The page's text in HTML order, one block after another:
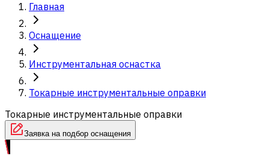
Главная
Оснащение
Инструментальная оснастка
Токарные инструментальные оправки
Токарные инструментальные оправки
Заявка на подбор оснащения